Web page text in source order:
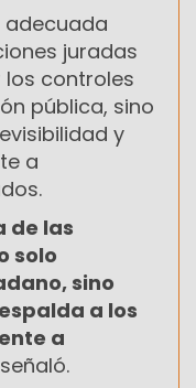
adecuada
juradas
controles
pública, sino
y
a
de las
solo
sino
a los
a